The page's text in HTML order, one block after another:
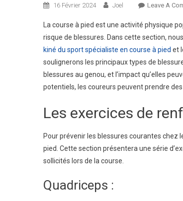
16 Février 2024 Joel Leave A
La course à pied est une activité physique
risque de blessures. Dans cette section,
kiné du sport spécialiste en course à pied et
soulignerons les principaux types de
blessures au genou, et l’impact qu’elles
potentiels, les coureurs peuvent prendre
Les exercices de
Pour prévenir les blessures courantes chez
pied. Cette section présentera une série
sollicités lors de la course.
Quadriceps :